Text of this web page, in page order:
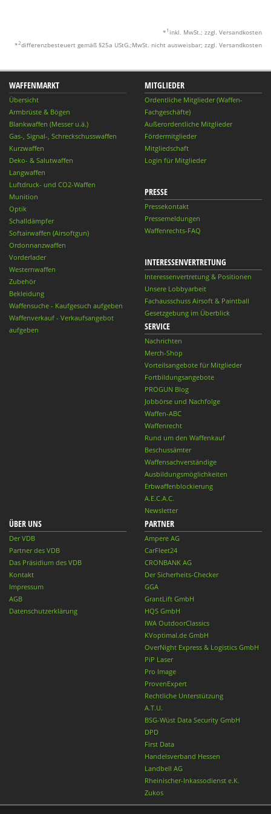
* 1 inkl. MwSt.; zzgl. Versandkosten
*2differenzbesteuert gemäß §25a UStG.;MwSt. nicht ausweisbar; zzgl. Versandkosten
WAFFENMARKT
Übersicht
Armbrüste & Bögen
Blankwaffen (Messer u.ä.)
Gas-, Signal-, Schreckschusswaffen
Kurzwaffen
Deko- & Salutwaffen
Langwaffen
Luftdruck- und CO2-Waffen
Munition
Optik
Schalldämpfer
Softairwaffen (Airsoftgun)
Ordonnanzwaffen
Vorderlader
Westernwaffen
Zubehör
Bekleidung
Waffensuche - Kaufgesuch aufgeben
Waffenverkauf - Verkaufsangebot
aufgeben
MITGLIEDER
Ordentliche Mitglieder (Waffen-
Fachgeschäfte)
Außerordentliche Mitglieder
Fördermitglieder
Mitgliedschaft
Login für Mitglieder
PRESSE
Pressekontakt
Pressemeldungen
Waffenrechts-FAQ
INTERESSENVERTRETUNG
Interessenvertretung & Positionen
Unsere Lobbyarbeit
Fachausschuss Airsoft & Paintball
Gesetzgebung im Überblick
SERVICE
Nachrichten
Merch-Shop
Vorteilsangebote für Mitglieder
Fortbildungsangebote
PROGUN Blog
Jobbörse und Nachfolge
Waffen-ABC
Waffenrecht
Rund um den Waffenkauf
Beschussämter
Waffensachverständige
Ausbildungsmöglichkeiten
Erbwaffenblockierung
A.E.C.A.C.
Newsletter
ÜBER UNS
Der VDB
Partner des VDB
Das Präsidium des VDB
Kontakt
Impressum
AGB
Datenschutzerklärung
PARTNER
Ampere AG
CarFleet24
CRONBANK AG
Der Sicherheits-Checker
GGA
GrantLift GmbH
HQS GmbH
IWA OutdoorClassics
KVoptimal.de GmbH
OverNight Express & Logistics GmbH
PiP Laser
Pro Image
ProvenExpert
Rechtliche Unterstützung
A.T.U.
BSG-Wüst Data Security GmbH
DPD
First Data
Handelsverband Hessen
Landbell AG
Rheinischer-Inkassodienst e.K.
Zukos